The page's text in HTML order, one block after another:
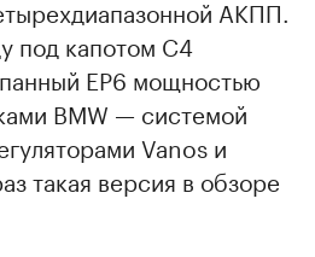
АКПП.
под капотом С4
EP6 мощностью
BMW — системой
Vanos и
такая версия в обзоре